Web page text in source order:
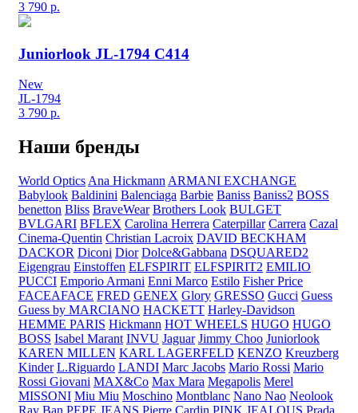
3 790 р.
Juniorlook JL-1794 C414
New
JL-1794
3 790 р.
Наши бренды
World Optics Ana Hickmann ARMANI EXCHANGE
Babylook Baldinini Balenciaga Barbie Baniss Baniss2 BOSS
benetton Bliss BraveWear Brothers Look BULGET
BVLGARI BFLEX Carolina Herrera Caterpillar Carrera Cazal
Cinema-Quentin Christian Lacroix DAVID BECKHAM
DACKOR Diconi Dior Dolce&Gabbana DSQUARED2
Eigengrau Einstoffen ELFSPIRIT ELFSPIRIT2 EMILIO
PUCCI Emporio Armani Enni Marco Estilo Fisher Price
FACEAFACE FRED GENEX Glory GRESSO Gucci Guess
Guess by MARCIANO HACKETT Harley-Davidson
HEMME PARIS Hickmann HOT WHEELS HUGO HUGO
BOSS Isabel Marant INVU Jaguar Jimmy Choo Juniorlook
KAREN MILLEN KARL LAGERFELD KENZO Kreuzberg
Kinder L.Riguardo LANDI Marc Jacobs Mario Rossi Mario
Rossi Giovani MAX&Co Max Mara Megapolis Merel
MISSONI Miu Miu Moschino Montblanc Nano Nao Neolook